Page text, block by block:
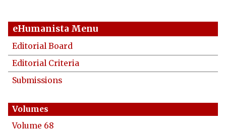
eHumanista Menu
Editorial Board
Editorial Criteria
Submissions
Volume 68